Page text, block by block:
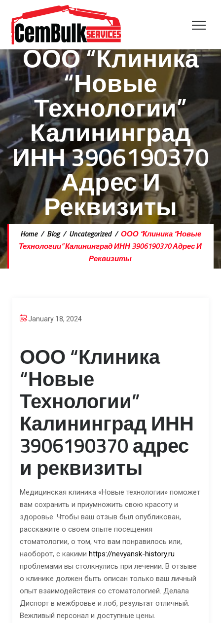
ООО “Клиника
“Новые
Технологии”
Калининград
ИНН 3906190370
Адрес И
Реквизиты
Home/ Blog/ Uncategorized/ООО “Клиника “Новые
Технологии” Калининград ИНН 3906190370 Адрес И
Реквизиты
January 18, 2024
ООО “Клиника
“Новые
Технологии”
Калининград ИНН
3906190370 адрес
и реквизиты
Медицинская клиника «Новые технологии» поможет
вам сохранить и приумножить свою красоту и
здоровье. Чтобы ваш отзыв был опубликован,
расскажите о своем опыте посещения
стоматологии, о том, что вам понравилось или,
наоборот, с какими https://nevyansk-history.ru
проблемами вы столкнулись при лечении. В отзыве
о клинике должен быть описан только ваш личный
опыт взаимодействия со стоматологией. Делала
Диспорт в межбровье и лоб, результат отличный.
Вежливый персонал и доступные цены.